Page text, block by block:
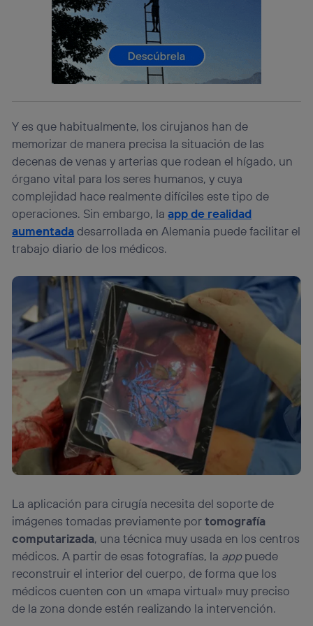
Y es que habitualmente, los cirujanos han de
memorizar de manera precisa la situación de las
decenas de venas y arterias que rodean el hígado, un
órgano vital para los seres humanos, y cuya
complejidad hace realmente difíciles este tipo de
operaciones. Sin embargo, laapp de realidad
aumentadadesarrollada en Alemania puede facilitar el
trabajo diario de los médicos.
La aplicación para cirugía necesita del soporte de
imágenes tomadas previamente portomografía
computarizada, una técnica muy usada en los centros
médicos. A partir de esas fotografías, la apppuede
reconstruir el interior del cuerpo, de forma que los
médicos cuenten con un «mapa virtual» muy preciso
de la zona donde estén realizando la intervención.
lo que cualquier persona que conecte su dispositivo y
consienta el uso de la tecnología recibirá el mismo
identificador. Típicamente:
Si utilizas unaconexión de banda ancha
el marketing o análisis se realizará en función de las
actividades de navegación de los miembros del hogar
personalizado, ya que se basará únicamente en la
navegación del usuario del móvil.
Puedes gestionar los consentimientos Utiq seleccionando
“Administrar Utiq” en la parte inferior de esta página web o
visitando el portal de privacidad de Utiq
(“consenthub”). Para más información, consulta
política de privacidad de Utiq